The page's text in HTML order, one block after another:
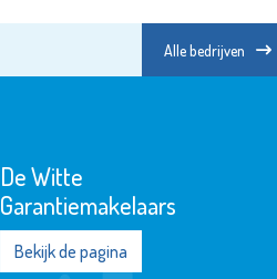
Alle bedrijven
De Witte
Garantiemakelaars
Bekijk de pagina